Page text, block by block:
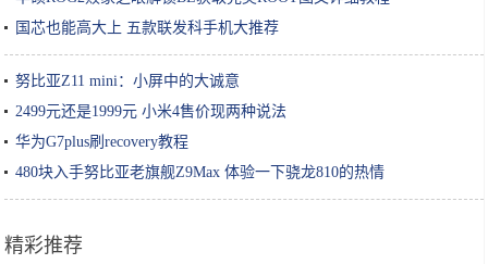
国芯也能高大上 五款联发科手机大推荐
努比亚Z11 mini：小屏中的大诚意
2499元还是1999元 小米4售价现两种说法
华为G7plus刷recovery教程
480块入手努比亚老旗舰Z9Max 体验一下骁龙810的热情
精彩推荐